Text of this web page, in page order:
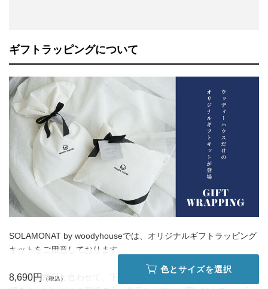
ギフトラッピングについて
SOLAMONAT by woodyhouseでは、オリジナルギフトラッピング
キットをご用意しております。
ご希望の商品と合わせて、下記ギフトラッピングページよりご希
8,690円
色とサイズを選択